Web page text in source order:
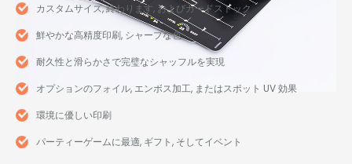
カスタムサイズ, 終わります, およびカードストック
鮮やかな高精度印刷, シャープな色
耐久性と滑らかさで完璧なシャッフルを実現
オプションのフォイル, エンボス加工, またはスポット UV 効果
環境に優しい印刷
パーティーゲームに最適, ギフト, そしてイベント